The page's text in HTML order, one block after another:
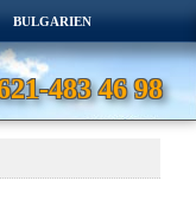
BULGARIEN
483 46 98